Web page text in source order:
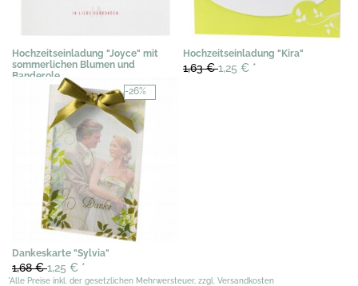
Hochzeitseinladung "Joyce" mit
sommerlichen Blumen und
Banderole
Hochzeitseinladung "Kira"
1,63 €1,25 € *
-26%
Dankeskarte "Sylvia"
1,68 €1,25 € *
*Alle Preise inkl. der gesetzlichen Mehrwersteuer, zzgl. Versandkosten